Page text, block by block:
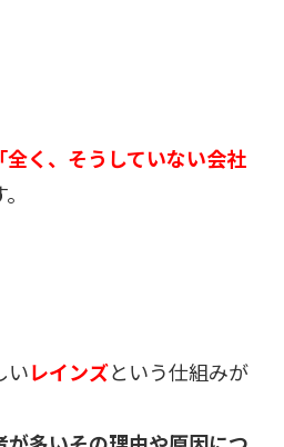
全く、そうしていない会社
いレインズという仕組みが